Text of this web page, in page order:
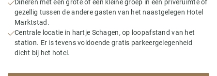
gezellig tussen de andere gasten van het naastgelegen Hotel
Marktstad.
Centrale locatie in hartje Schagen, op loopafstand van het
station. Er is tevens voldoende gratis parkeergelegenheid
dicht bij het hotel.